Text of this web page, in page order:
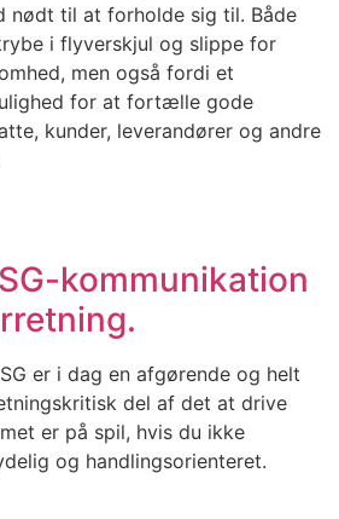
nødt til at forholde sig til. Både
i flyverskjul og slippe for
men også fordi et
for at fortælle gode
kunder, leverandører og andre
kommunikation
er i dag en afgørende og helt
del af det at drive
er på spil, hvis du ikke
og handlingsorienteret.